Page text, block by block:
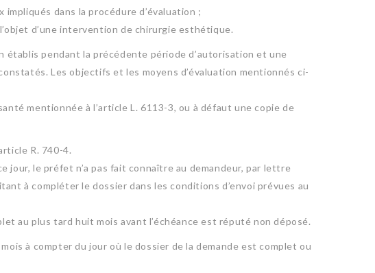
dans la procédure d’évaluation ;
d’une intervention de chirurgie esthétique.
établis pendant la précédente période d’autorisation et une
Les objectifs et les moyens d’évaluation mentionnés ci-
mentionnée à l’article L. 6113-3, ou à défaut une copie de
R. 740-4.
jour, le préfet n’a pas fait connaître au demandeur, par lettre
à compléter le dossier dans les conditions d’envoi prévues au
au plus tard huit mois avant l’échéance est réputé non déposé.
à compter du jour où le dossier de la demande est complet ou